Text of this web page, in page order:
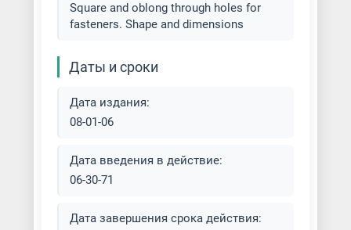
Square and oblong through holes for
fasteners. Shape and dimensions
Даты и сроки
Дата издания:
08-01-06
Дата введения в действие:
06-30-71
Дата завершения срока действия: